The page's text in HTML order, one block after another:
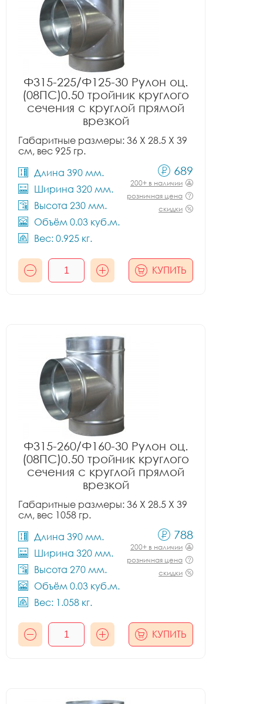
Ф315-225/Ф125-30 Рулон оц.
(08ПС)0.50 тройник круглого
сечения с круглой прямой
врезкой
Габаритные размеры: 36 X 28.5 X 39
см, вес 925 гр.
Длина 390 мм.
Ширина 320 мм.
Высота 230 мм.
Объём 0.03 куб.м.
Вес: 0.925 кг.
689
200+ в наличии
розничная цена
скидки
КУПИТЬ
Ф315-260/Ф160-30 Рулон оц.
(08ПС)0.50 тройник круглого
сечения с круглой прямой
врезкой
Габаритные размеры: 36 X 28.5 X 39
см, вес 1058 гр.
Длина 390 мм.
Ширина 320 мм.
Высота 270 мм.
Объём 0.03 куб.м.
Вес: 1.058 кг.
788
200+ в наличии
розничная цена
скидки
КУПИТЬ